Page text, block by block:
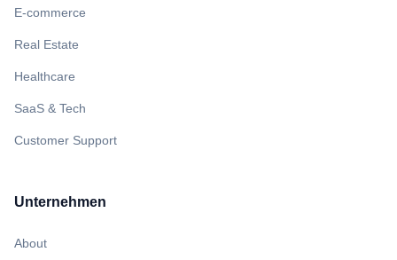
E-commerce
Real Estate
Healthcare
SaaS & Tech
Customer Support
Unternehmen
About